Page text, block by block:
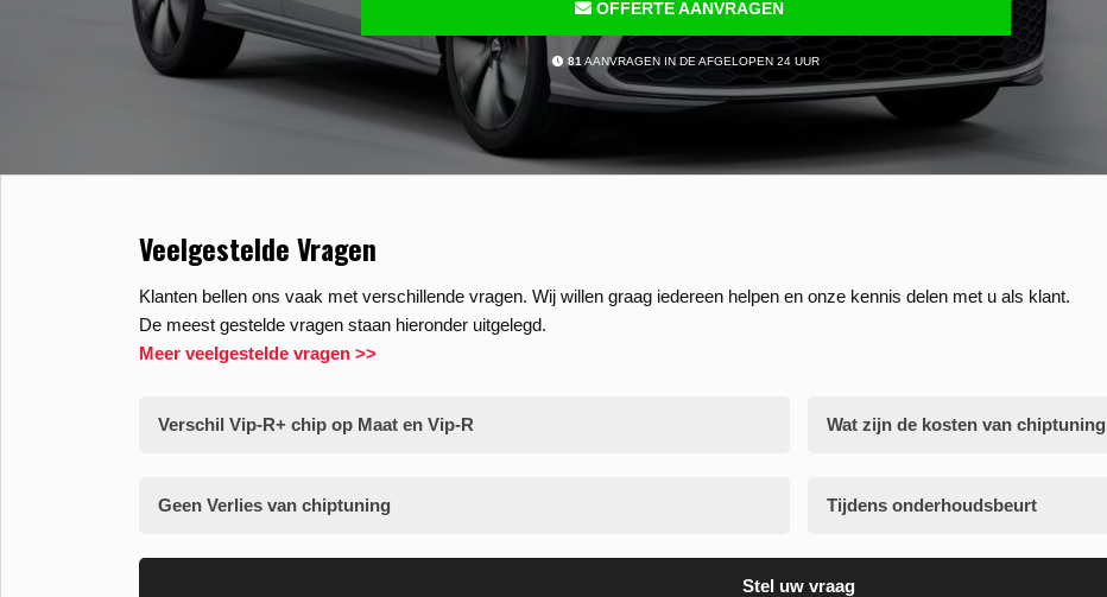
OFFERTE AANVRAGEN
81 AANVRAGEN IN DE AFGELOPEN 24 UUR
Veelgestelde Vragen
Klanten bellen ons vaak met verschillende vragen. Wij willen graag iedereen helpen en onze kennis delen met u als klant.
De meest gestelde vragen staan hieronder uitgelegd.
Meer veelgestelde vragen >>
Verschil Vip-R+ chip op Maat en Vip-R
Geen Verlies van chiptuning
Wat zijn de kosten van chiptuning
Tijdens onderhoudsbeurt
Stel uw vraag